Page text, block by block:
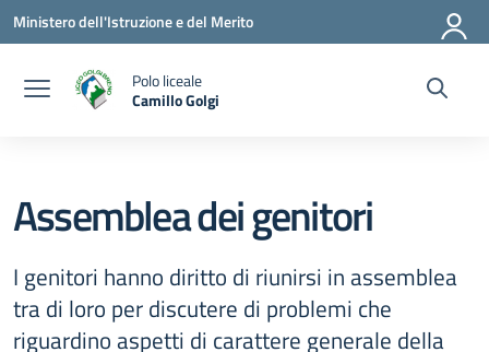
Vai ai contenuti
Vai al menu di navigazione
Vai al footer
Ministero dell'Istruzione e del Merito
Polo liceale
Camillo Golgi
— Visita la pagina iniziale della scuola
Assemblea dei genitori
I genitori hanno diritto di riunirsi in assemblea
tra di loro per discutere di problemi che
riguardino aspetti di carattere generale della